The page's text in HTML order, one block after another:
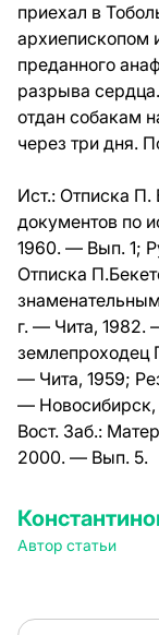
приехал в
архиепископом
преданного
разрыва
отдан собакам
через три дня.
Ист.: Отписка П.
документов по
1960. — Вып. 1;
Отписка
г. — Чита, 1982.
землепроходец
— Чита, 1959;
— Новосибирск,
Вост. Заб.:
2000. — Вып. 5.
Автор статьи